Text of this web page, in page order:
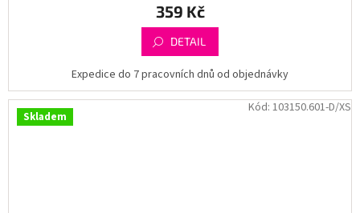
359 Kč
DETAIL
Expedice do 7 pracovních dnů od objednávky
Skladem
Kód: 103150.601-D/XS